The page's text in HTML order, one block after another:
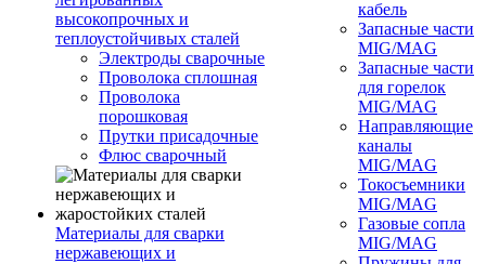
высокопрочных и
теплоустойчивых сталей
Электроды сварочные
Проволока сплошная
Проволока
порошковая
Прутки присадочные
Флюс сварочный
Материалы для сварки
нержавеющих и
кабель
Запасные части
MIG/MAG
Запасные части
для горелок
MIG/MAG
Направляющие
каналы
MIG/MAG
Токосъемники
MIG/MAG
Газовые сопла
MIG/MAG